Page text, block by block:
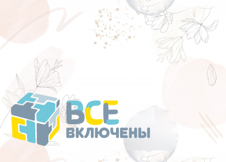
Перейти
к
содержанию